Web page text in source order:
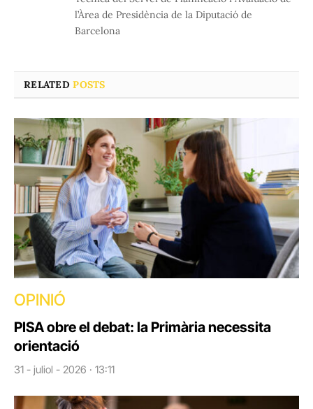
l’Àrea de Presidència de la Diputació de
Barcelona
RELATEDPOSTS
OPINIÓ
PISA obre el debat: la Primària necessita
orientació
31 - juliol - 2026 · 13:11